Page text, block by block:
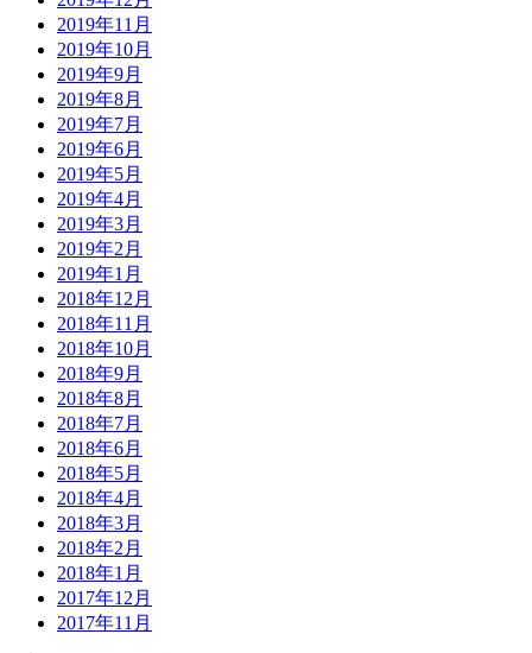
2019年11月
2019年10月
2019年9月
2019年8月
2019年7月
2019年6月
2019年5月
2019年4月
2019年3月
2019年2月
2019年1月
2018年12月
2018年11月
2018年10月
2018年9月
2018年8月
2018年7月
2018年6月
2018年5月
2018年4月
2018年3月
2018年2月
2018年1月
2017年12月
2017年11月